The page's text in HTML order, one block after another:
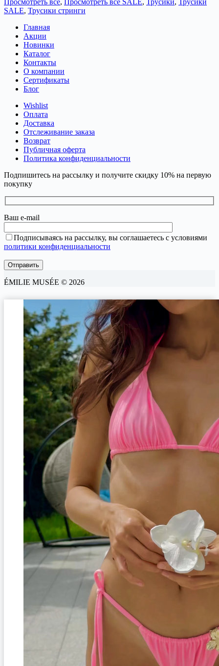
SALE, Трусики стринги
Главная
Акции
Новинки
Каталог
Контакты
О компании
Сертификаты
Блог
Wishlist
Оплата
Доставка
Отслеживание заказа
Возврат
Публичная оферта
Политика конфиденциальности
Подпишитесь на рассылку и получите скидку 10% на первую
покупку
Ваш e-mail
Подписываясь на рассылку, вы соглашаетесь с условиями
политики конфиденциальности
ÉMILIE MUSÉE © 2026